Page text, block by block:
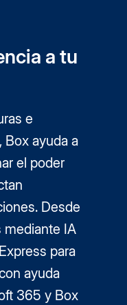
a tu
e
Box ayuda a
el poder
Desde
mediante IA
para
ayuda
365 y Box